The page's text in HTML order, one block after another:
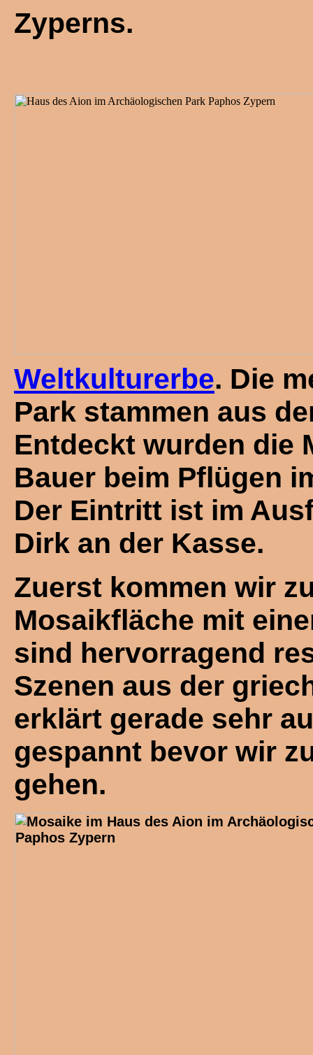
Zyperns.
Weltkulturerbe. Die
Park stammen aus
Entdeckt wurden die
Bauer beim Pflügen
Der Eintritt ist im
Dirk an der Kasse.
Zuerst kommen wir
Mosaikfläche mit
sind hervorragend
Szenen aus der
erklärt gerade sehr
gespannt bevor wir
gehen.